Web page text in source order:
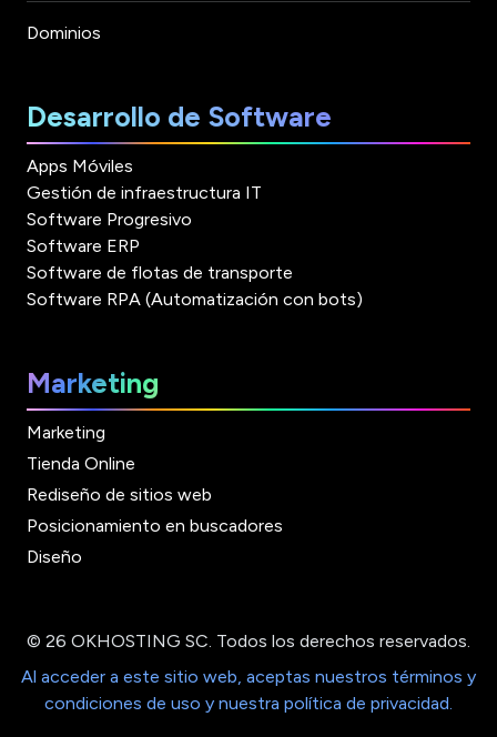
Dominios
Desarrollo de Software
Apps Móviles
Gestión de infraestructura IT
Software Progresivo
Software ERP
Software de flotas de transporte
Software RPA (Automatización con bots)
Marketing
Marketing
Tienda Online
Rediseño de sitios web
Posicionamiento en buscadores
Diseño
© 26 OKHOSTING SC. Todos los derechos reservados.
Al acceder a este sitio web, aceptas nuestros términos y
condiciones de uso y nuestra política de privacidad.